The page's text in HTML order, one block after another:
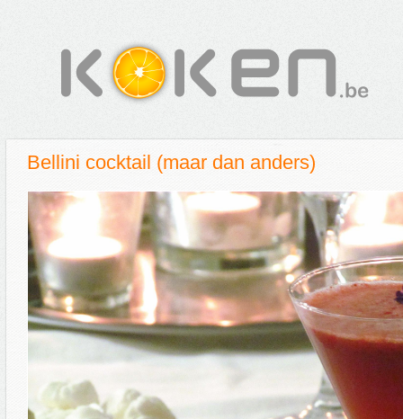
Bellini cocktail (maar dan anders)